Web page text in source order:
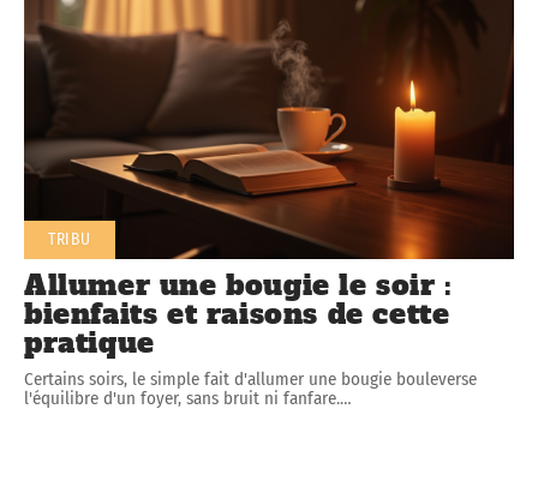
TRIBU
Allumer une bougie le soir :
bienfaits et raisons de cette
pratique
Certains soirs, le simple fait d'allumer une bougie bouleverse
l'équilibre d'un foyer, sans bruit ni fanfare.…